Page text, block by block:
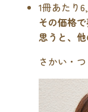
1冊あたり
その価格
思うと、
さかい・